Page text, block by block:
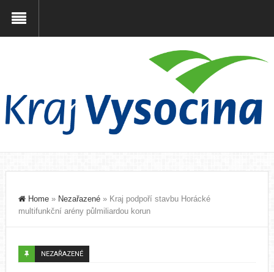
Home» Nezařazené» Kraj podpoří stavbu Horácké
multifunkční arény půlmiliardou korun
NEZAŘAZENÉ